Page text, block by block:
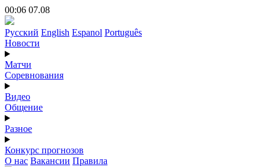
00:06 07.08
Русский English Espanol Português
Новости
Матчи
Соревнования
Видео
Общение
Разное
Конкурс прогнозов
О нас Вакансии Правила